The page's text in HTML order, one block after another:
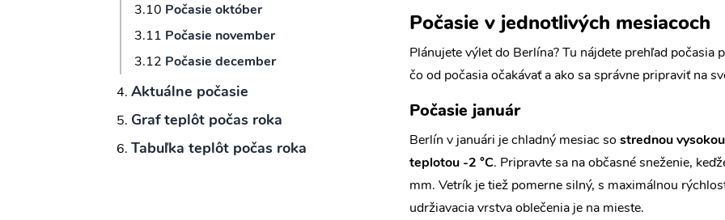
Počasie október
Počasie november
Počasie december
Aktuálne počasie
Graf teplôt počas roka
Tabuľka teplôt počas roka
Počasie v jednotlivých mesiacoch
Plánujete výlet do Berlína? Tu nájdete prehľad počasia
čo od počasia očakávať a ako sa správne pripraviť na
Počasie január
Berlín v januári je chladný mesiac so strednou
teplotou -2 °C. Pripravte sa na občasné sneženie,
mm. Vetrík je tiež pomerne silný, s maximálnou
udržiavacia vrstva oblečenia je na mieste.